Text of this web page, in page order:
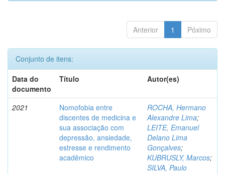
Anterior 1 Póximo
Conjunto de itens:
Data do
documento
Título Autor(es)
2021
Nomofobia entre
discentes de medicina e
sua associação com
depressão, ansiedade,
estresse e rendimento
acadêmico
ROCHA, Hermano
Alexandre Lima;
LEITE, Emanuel
Delano Lima
Gonçalves;
KUBRUSLY, Marcos;
SILVA, Paulo